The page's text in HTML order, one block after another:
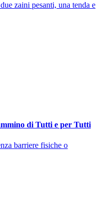
zaini pesanti, una tenda e
di Tutti e per Tutti
barriere fisiche o